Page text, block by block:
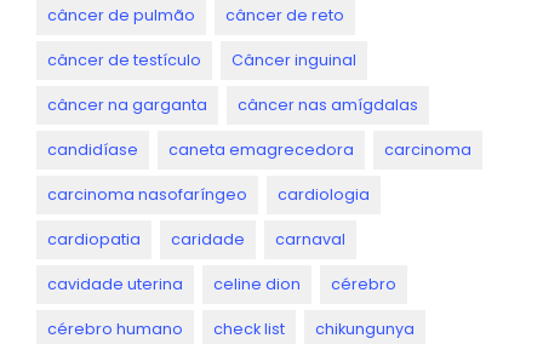
câncer de pulmão câncer de reto
câncer de testículo Câncer inguinal
câncer na garganta câncer nas amígdalas
candidíase caneta emagrecedora carcinoma
carcinoma nasofaríngeo cardiologia
cardiopatia caridade carnaval
cavidade uterina celine dion cérebro
cérebro humano check list chikungunya